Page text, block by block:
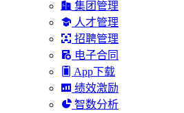
集团管理
人才管理
招聘管理
电子合同
App下载
绩效激励
智数分析